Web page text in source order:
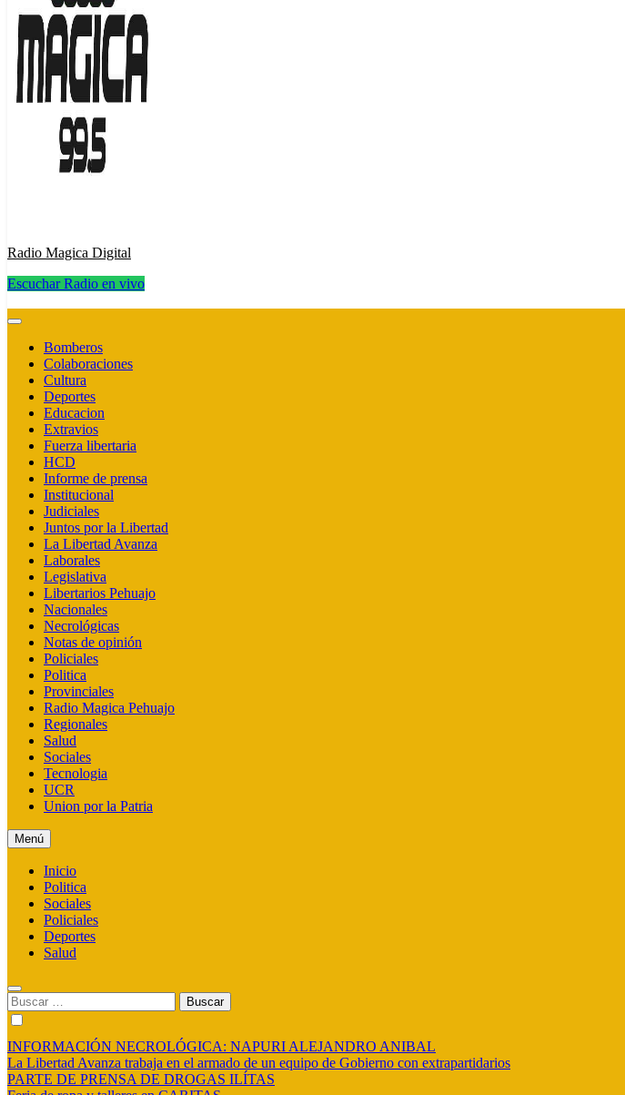
Radio Magica Digital
Escuchar Radio en vivo
Bomberos
Colaboraciones
Cultura
Deportes
Educacion
Extravios
Fuerza libertaria
HCD
Informe de prensa
Institucional
Judiciales
Juntos por la Libertad
La Libertad Avanza
Laborales
Legislativa
Libertarios Pehuajo
Nacionales
Necrológicas
Notas de opinión
Policiales
Politica
Provinciales
Radio Magica Pehuajo
Regionales
Salud
Sociales
Tecnologia
UCR
Union por la Patria
Menú
Inicio
Politica
Sociales
Policiales
Deportes
Salud
Buscar:
INFORMACIÓN NECROLÓGICA: NAPURI ALEJANDRO ANIBAL
La Libertad Avanza trabaja en el armado de un equipo de Gobierno con extrapartidarios
PARTE DE PRENSA DE DROGAS ILÍTAS